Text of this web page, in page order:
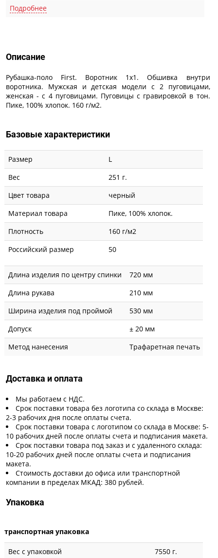
Подробнее
Описание
Рубашка-поло First. Воротник 1х1. Обшивка внутри
воротника. Мужская и детская модели с 2 пуговицами,
женская - с 4 пуговицами. Пуговицы с гравировкой в тон.
Пике, 100% хлопок. 160 г/м2.
Базовые характеристики
Размер
L
Вес
251 г.
Цвет товара
черный
Материал товара
Пике, 100% хлопок.
Плотность
160 г/м2
Российский размер
50
Длина изделия по центру спинки
720 мм
Длина рукава
210 мм
Ширина изделия под проймой
530 мм
Допуск
± 20 мм
Метод нанесения
Трафаретная печать
Доставка и оплата
Мы работаем с НДС.
Срок поставки товара без логотипа со склада в Москве:
2-3 рабочих дня после оплаты счета.
Срок поставки товара с логотипом со склада в Москве: 5-
10 рабочих дней после оплаты счета и подписания макета.
Срок поставки товара под заказ и с удаленного склада:
10-20 рабочих дней после оплаты счета и подписания
макета.
Стоимость доставки до офиса или транспортной
компании в пределах МКАД: 380 рублей.
Упаковка
транспортная упаковка
Вес с упаковкой
7550 г.